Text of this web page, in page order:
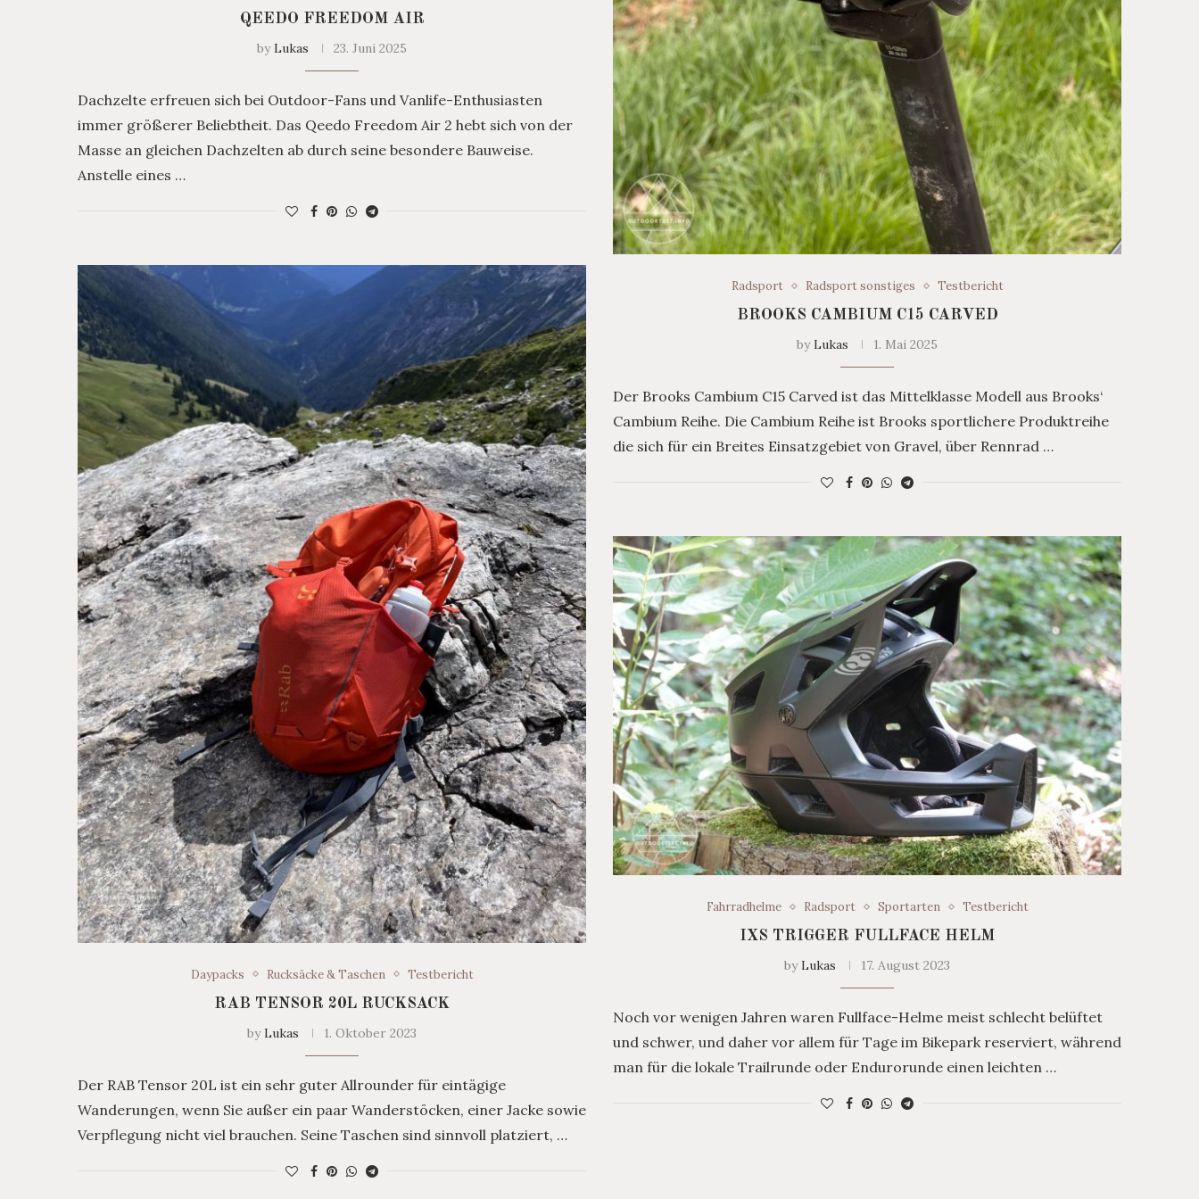
QEEDO FREEDOM AIR
byLukas 23. Juni 2025
Dachzelte erfreuen sich bei Outdoor-Fans und Vanlife-Enthusiasten
immer größerer Beliebtheit. Das Qeedo Freedom Air 2 hebt sich von der
Masse an gleichen Dachzelten ab durch seine besondere Bauweise.
Anstelle eines …
Radsport Radsport sonstiges Testbericht
BROOKS CAMBIUM C15 CARVED
byLukas 1. Mai 2025
Der Brooks Cambium C15 Carved ist das Mittelklasse Modell aus Brooks‘
Cambium Reihe. Die Cambium Reihe ist Brooks sportlichere Produktreihe
die sich für ein Breites Einsatzgebiet von Gravel, über Rennrad …
Daypacks Rucksäcke & Taschen Testbericht
RAB TENSOR 20L RUCKSACK
byLukas 1. Oktober 2023
Der RAB Tensor 20L ist ein sehr guter Allrounder für eintägige
Wanderungen, wenn Sie außer ein paar Wanderstöcken, einer Jacke sowie
Verpflegung nicht viel brauchen. Seine Taschen sind sinnvoll platziert, …
Fahrradhelme Radsport Sportarten Testbericht
IXS TRIGGER FULLFACE HELM
byLukas 17. August 2023
Noch vor wenigen Jahren waren Fullface-Helme meist schlecht belüftet
und schwer, und daher vor allem für Tage im Bikepark reserviert, während
man für die lokale Trailrunde oder Endurorunde einen leichten …